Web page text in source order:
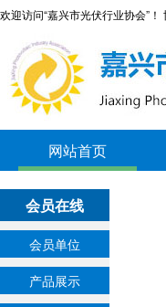
欢迎访问“嘉兴市光伏行业协会”
网站首页
会员在线
会员单位
产品展示